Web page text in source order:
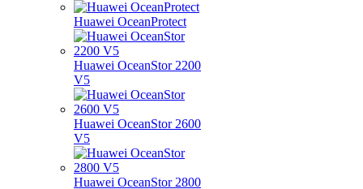
Huawei OceanProtect
Huawei OceanStor 2200
V5
Huawei OceanStor 2600
V5
Huawei OceanStor 2800